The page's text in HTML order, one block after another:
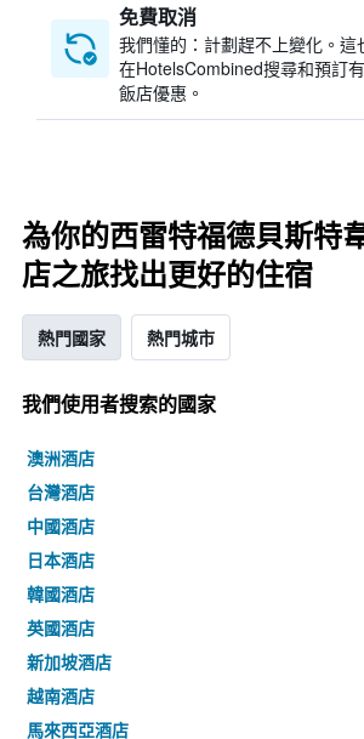
免費取消
我們懂的：計劃趕不上變化。這
在HotelsCombined搜尋和預訂
飯店優惠。
為你的西雷特福德貝斯特
店之旅找出更好的住宿
熱門國家 熱門城市
我們使用者搜索的國家
澳洲酒店
台灣酒店
中國酒店
日本酒店
韓國酒店
英國酒店
新加坡酒店
越南酒店
馬來西亞酒店